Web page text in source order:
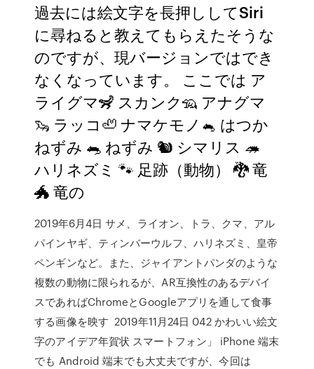
過去には絵文字を長押ししてSiri
に尋ねると教えてもらえたそうな
のですが、現バージョンではでき
なくなっています。 ここでは ア
ライグマ🦨 スカンク🦡 アナグマ
🦦 ラッコ🦥 ナマケモノ🐁 はつか
ねずみ 🐀 ねずみ 🐿 シマリス 🦔
ハリネズミ 🐾 足跡（動物） 🐉 竜
🐲 竜の
2019年6月4日 サメ、ライオン、トラ、クマ、アル
パインヤギ、ティンバーウルフ、ハリネズミ、皇帝
ペンギンなど。また、ジャイアントパンダのような
複数の動物に限られるが、AR互換性のあるデバイ
スであればChromeとGoogleアプリを通して食事
する画像を映す 2019年11月24日 042 かわいい絵文
字のアイデア年賀状 スマートフォン」 iPhone 端末
でも Android 端末でも大丈夫ですが、今回は